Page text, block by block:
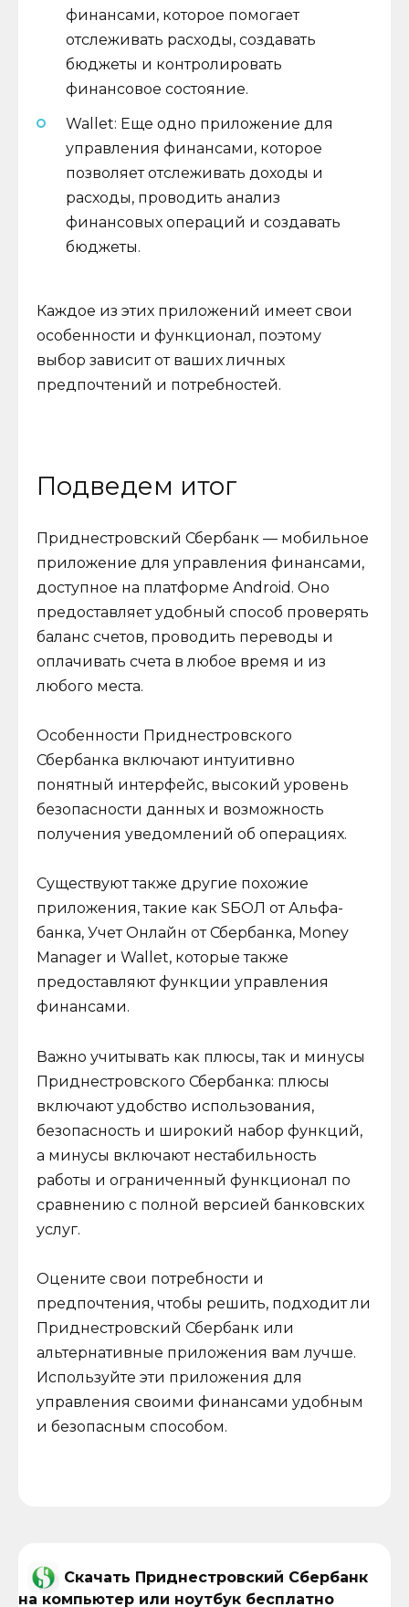
финансами, которое помогает
отслеживать расходы, создавать
бюджеты и контролировать
финансовое состояние.
Wallet: Еще одно приложение для
управления финансами, которое
позволяет отслеживать доходы и
расходы, проводить анализ
финансовых операций и создавать
бюджеты.
Каждое из этих приложений имеет свои
особенности и функционал, поэтому
выбор зависит от ваших личных
предпочтений и потребностей.
Подведем итог
Приднестровский Сбербанк — мобильное
приложение для управления финансами,
доступное на платформе Android. Оно
предоставляет удобный способ проверять
баланс счетов, проводить переводы и
оплачивать счета в любое время и из
любого места.
Особенности Приднестровского
Сбербанка включают интуитивно
понятный интерфейс, высокий уровень
безопасности данных и возможность
получения уведомлений об операциях.
Существуют также другие похожие
приложения, такие как SБОЛ от Альфа-
банка, Учет Онлайн от Сбербанка, Money
Manager и Wallet, которые также
предоставляют функции управления
финансами.
Важно учитывать как плюсы, так и минусы
Приднестровского Сбербанка: плюсы
включают удобство использования,
безопасность и широкий набор функций,
а минусы включают нестабильность
работы и ограниченный функционал по
сравнению с полной версией банковских
услуг.
Оцените свои потребности и
предпочтения, чтобы решить, подходит ли
Приднестровский Сбербанк или
альтернативные приложения вам лучше.
Используйте эти приложения для
управления своими финансами удобным
и безопасным способом.
Скачать Приднестровский Сбербанк
на компьютер или ноутбук бесплатно